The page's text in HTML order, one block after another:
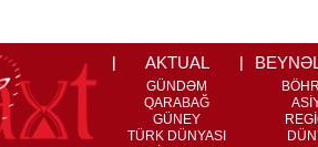
AKTUAL
GÜNDƏM
QARABAĞ
GÜNEY
TÜRK DÜNYASI